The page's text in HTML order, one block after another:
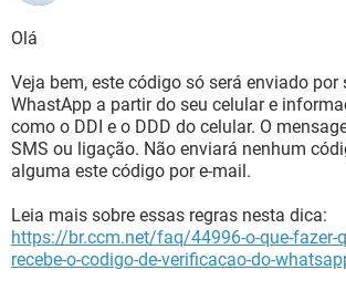
Olá
Veja bem, este código só será enviado
WhastApp a partir do seu celular e
como o DDI e o DDD do celular. O
SMS ou ligação. Não enviará nenhum
alguma este código por e-mail.
Leia mais sobre essas regras nesta dica:
https://br.ccm.net/faq/44996-o-que-fazer-
recebe-o-codigo-de-verificacao-do-